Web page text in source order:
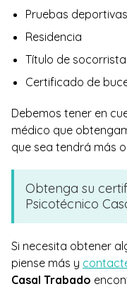
Pruebas
Residencia
Título de socorrista
Certificado de
Debemos tener en
médico que
que sea tendrá más
Obtenga su
Psicotécnico
Si necesita obtener
piense más y
Casal Trabado